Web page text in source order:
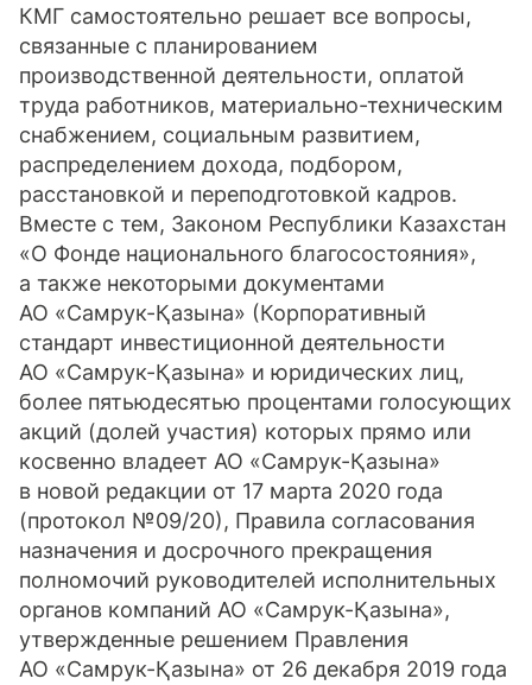
КМГ самостоятельно решает все вопросы,
связанные с планированием
производственной деятельности, оплатой
труда работников, материально-техническим
снабжением, социальным развитием,
распределением дохода, подбором,
расстановкой и переподготовкой кадров.
Вместе с тем, Законом Республики Казахстан
«О Фонде национального благосостояния»,
а также некоторыми документами
АО «Самрук-Қазына» (Корпоративный
стандарт инвестиционной деятельности
АО «Самрук-Қазына» и юридических лиц,
более пятьюдесятью процентами голосующих
акций (долей участия) которых прямо или
косвенно владеет АО «Самрук-Қазына»
в новой редакции от 17 марта 2020 года
(протокол №09/20), Правила согласования
назначения и досрочного прекращения
полномочий руководителей исполнительных
органов компаний АО «Самрук-Қазына»,
утвержденные решением Правления
АО «Самрук-Қазына» от 26 декабря 2019 года